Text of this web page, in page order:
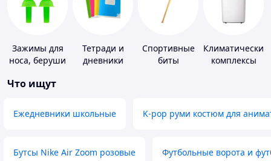
Зажимы для
носа, беруши
Тетради и
дневники
Спортивные
биты
Климатические
комплексы
Что ищут
Ежедневники школьные K-pop руми костюм для
Бутсы Nike Air Zoom розовые Футбольные ворота и